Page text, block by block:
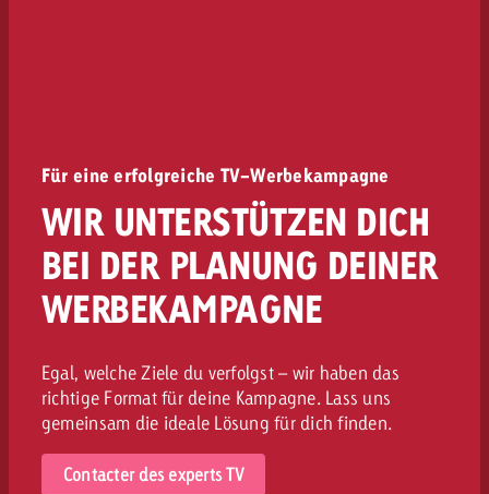
Für eine erfolgreiche TV-Werbekampagne
WIR UNTERSTÜTZEN DICH
BEI DER PLANUNG DEINER
WERBEKAMPAGNE
Egal, welche Ziele du verfolgst – wir haben das
richtige Format für deine Kampagne. Lass uns
gemeinsam die ideale Lösung für dich finden.
Contacter des experts TV